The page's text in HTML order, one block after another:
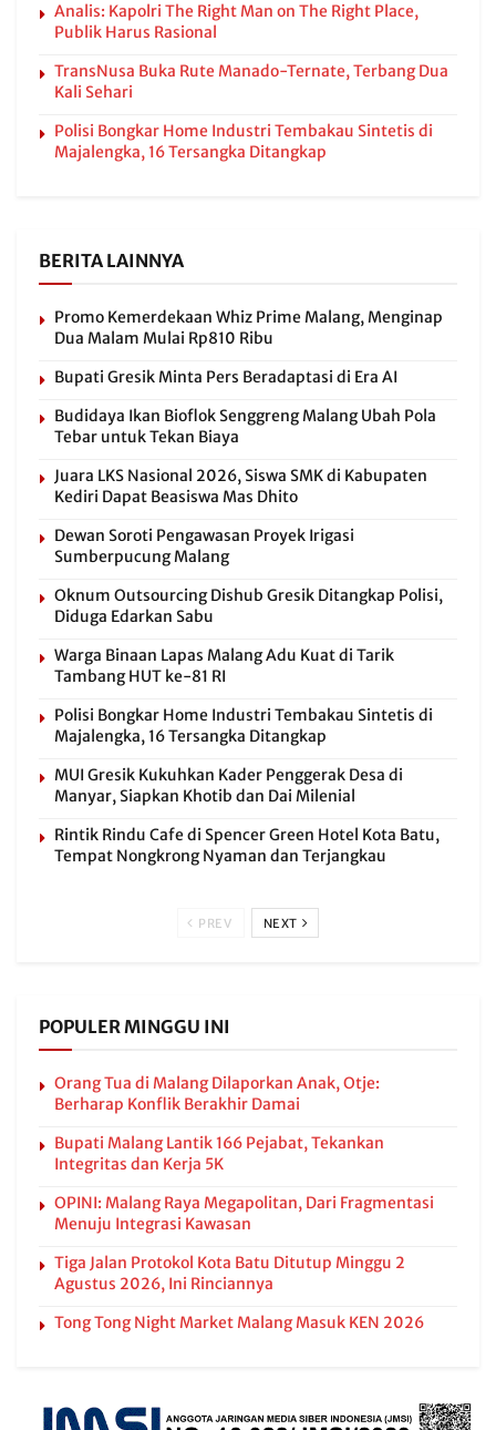
Analis: Kapolri The Right Man on The Right Place,
Publik Harus Rasional
TransNusa Buka Rute Manado-Ternate, Terbang Dua
Kali Sehari
Polisi Bongkar Home Industri Tembakau Sintetis di
Majalengka, 16 Tersangka Ditangkap
BERITA LAINNYA
Promo Kemerdekaan Whiz Prime Malang, Menginap
Dua Malam Mulai Rp810 Ribu
Bupati Gresik Minta Pers Beradaptasi di Era AI
Budidaya Ikan Bioflok Senggreng Malang Ubah Pola
Tebar untuk Tekan Biaya
Juara LKS Nasional 2026, Siswa SMK di Kabupaten
Kediri Dapat Beasiswa Mas Dhito
Dewan Soroti Pengawasan Proyek Irigasi
Sumberpucung Malang
Oknum Outsourcing Dishub Gresik Ditangkap Polisi,
Diduga Edarkan Sabu
Warga Binaan Lapas Malang Adu Kuat di Tarik
Tambang HUT ke-81 RI
Polisi Bongkar Home Industri Tembakau Sintetis di
Majalengka, 16 Tersangka Ditangkap
MUI Gresik Kukuhkan Kader Penggerak Desa di
Manyar, Siapkan Khotib dan Dai Milenial
Rintik Rindu Cafe di Spencer Green Hotel Kota Batu,
Tempat Nongkrong Nyaman dan Terjangkau
PREV NEXT
POPULER MINGGU INI
Orang Tua di Malang Dilaporkan Anak, Otje:
Berharap Konflik Berakhir Damai
Bupati Malang Lantik 166 Pejabat, Tekankan
Integritas dan Kerja 5K
OPINI: Malang Raya Megapolitan, Dari Fragmentasi
Menuju Integrasi Kawasan
Tiga Jalan Protokol Kota Batu Ditutup Minggu 2
Agustus 2026, Ini Rinciannya
Tong Tong Night Market Malang Masuk KEN 2026